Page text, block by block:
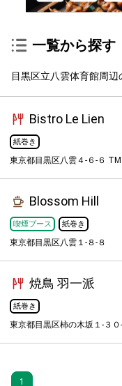
一覧から探す
目黒区立八雲体育館周辺
Bistro Le Lien
紙巻き
東京都目黒区八雲４-６-６
Blossom Hill
喫煙ブース 紙巻き
東京都目黒区八雲１-８-８
焼鳥 羽一派
紙巻き
東京都目黒区柿の木坂１-３
1